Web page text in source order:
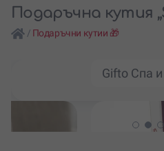
Подаръчна кутия
/ Подаръчни кутии 🎁
Gifto Спа